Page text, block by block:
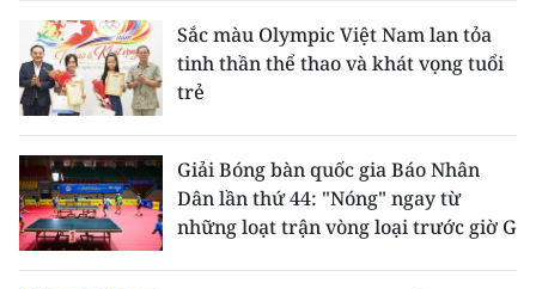
Sắc màu Olympic Việt Nam lan tỏa
tinh thần thể thao và khát vọng tuổi
trẻ
Giải Bóng bàn quốc gia Báo Nhân
Dân lần thứ 44: "Nóng" ngay từ
những loạt trận vòng loại trước giờ G